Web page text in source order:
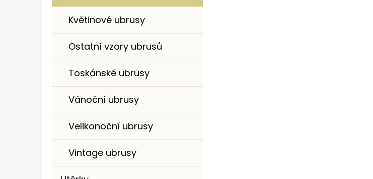
Květinové ubrusy
Ostatní vzory ubrusů
Toskánské ubrusy
Vánoční ubrusy
Velikonoční ubrusy
Vintage ubrusy